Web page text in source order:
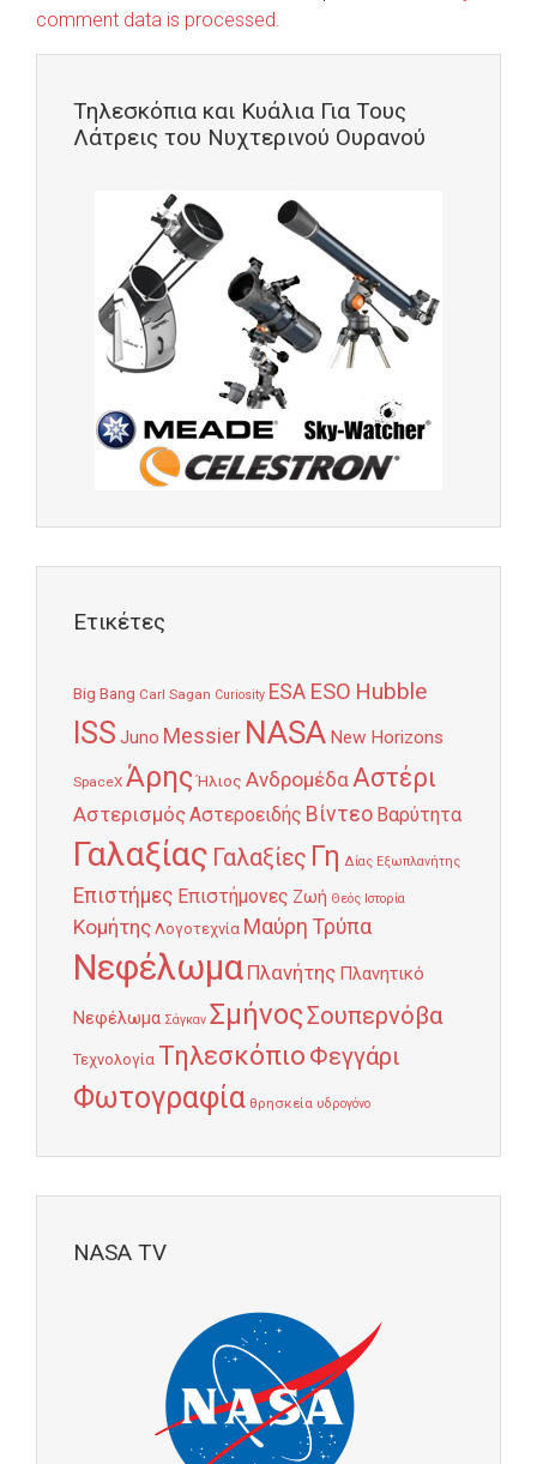
comment data is processed.
Τηλεσκόπια και Κυάλια Για Τους
Λάτρεις του Νυχτερινού Ουρανού
Ετικέτες
Big Bang Carl Sagan Curiosity ESA ESO Hubble
ISS Juno Messier NASA New Horizons
SpaceX Άρης Ήλιος ΑνδρομέδαΑστέρι
ΑστερισμόςΑστεροειδής Βίντεο Βαρύτητα
Γαλαξίας Γαλαξίες Γη Δίας Εξωπλανήτης
Επιστήμες Επιστήμονες Ζωή Θεός Ιστορία
Κομήτης Λογοτεχνία Μαύρη Τρύπα
Νεφέλωμα Πλανήτης Πλανητικό
Νεφέλωμα Σάγκαν ΣμήνοςΣουπερνόβα
Τεχνολογία Τηλεσκόπιο Φεγγάρι
Φωτογραφία θρησκεία υδρογόνο
NASA TV